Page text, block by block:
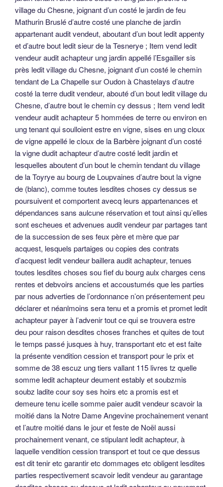
village du Chesne, joignant d’un costé le jardin de feu
Mathurin Bruslé d’autre costé une planche de jardin
appartenant audit vendeut, aboutant d’un bout ledit appenty
et d’autre bout ledit sieur de la Tesnerye ; Item vend ledit
vendeur audit achapteur ung jardin appellé l’Esgailler sis
près ledit village du Chesne, joignant d’un costé le chemin
tendant de La Chapelle sur Oudon à Chastelays d’autre
costé la terre dudit vendeur, abouté d’un bout ledit village du
Chesne, d’autre bout le chemin cy dessus ; Item vend ledit
vendeur audit achapteur 5 hommées de terre ou environ en
ung tenant qui soulloient estre en vigne, sises en ung cloux
de vigne appellé le cloux de la Barbère joignant d’un costé
la vigne dudit achapteur d’autre costé ledit jardin et
lesquelles aboutent d’un bout le chemin tendant du village
de la Toyrye au bourg de Loupvaines d’autre bout la vigne
de (blanc), comme toutes lesdites choses cy dessus se
poursuivent et comportent avecq leurs appartenances et
dépendances sans aulcune réservation et tout ainsi qu’elles
sont escheues et advenues audit vendeur par partages tant
de la succession de ses feux père et mère que par
acquest, lesquels partaiges ou copies des contrats
d’acquest ledit vendeur baillera audit achapteur, tenues
toutes lesdites choses sou fief du bourg aulx charges cens
rentes et debvoirs anciens et accoustumés que les parties
par nous adverties de l’ordonnance n’on présentement peu
déclarer et néanlmoins sera tenu et a promis et promet ledit
achapteur payer à l’advenir tout ce qui se trouvera estre
deu pour raison desdites choses franches et quites de tout
le temps passé jusques à huy, transportant etc et est faite
la présente vendition cession et transport pour le prix et
somme de 38 escuz ung tiers vallant 115 livres tz quelle
somme ledit achapteur deument estably et soubzmis
soubz ladite cour soy ses hoirs etc a promis est et
demeure tenu icelle somme paier audit vendeur scavoir la
moitié dans la Notre Dame Angevine prochainement venant
et l’autre moitié dans le jour et feste de Noël aussi
prochainement venant, ce stipulant ledit achapteur, à
laquelle vendition cession transport et tout ce que dessus
est dit tenir etc garantir etc dommages etc obligent lesdites
parties respectivement scavoir ledit vendeur au garantage